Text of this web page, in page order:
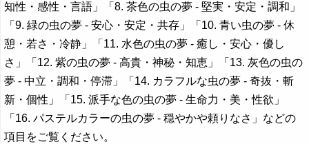
知性・感性・言語」「8. 茶色の虫の夢 - 堅実・安定・調和」
「9. 緑の虫の夢 - 安心・安定・共存」「10. 青い虫の夢 - 休
憩・若さ・冷静」「11. 水色の虫の夢 - 癒し・安心・優し
さ」「12. 紫の虫の夢 - 高貴・神秘・知恵」「13. 灰色の虫の
夢 - 中立・調和・停滞」「14. カラフルな虫の夢 - 奇抜・斬
新・個性」「15. 派手な色の虫の夢 - 生命力・美・性欲」
「16. パステルカラーの虫の夢 - 穏やかや頼りなさ」などの
項目をご覧ください。